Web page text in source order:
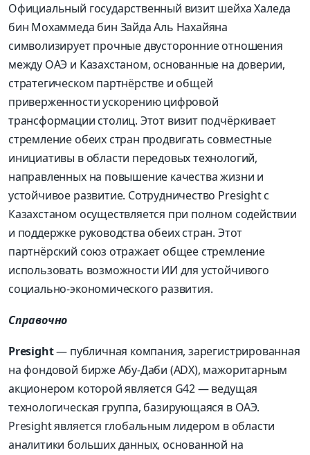
Официальный государственный визит шейха Халеда
бин Мохаммеда бин Зайда Аль Нахайяна
символизирует прочные двусторонние отношения
между ОАЭ и Казахстаном, основанные на доверии,
стратегическом партнёрстве и общей
приверженности ускорению цифровой
трансформации столиц. Этот визит подчёркивает
стремление обеих стран продвигать совместные
инициативы в области передовых технологий,
направленных на повышение качества жизни и
устойчивое развитие. Сотрудничество Presight с
Казахстаном осуществляется при полном содействии
и поддержке руководства обеих стран. Этот
партнёрский союз отражает общее стремление
использовать возможности ИИ для устойчивого
социально-экономического развития.
Справочно
Presight— публичная компания, зарегистрированная
на фондовой бирже Абу-Даби (ADX), мажоритарным
акционером которой является G42 — ведущая
технологическая группа, базирующаяся в ОАЭ.
Presight является глобальным лидером в области
аналитики больших данных, основанной на